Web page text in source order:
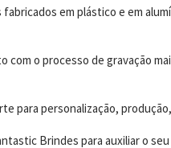
em plástico e em
com o processo de gravação
para personalização,
Brindes para auxiliar o